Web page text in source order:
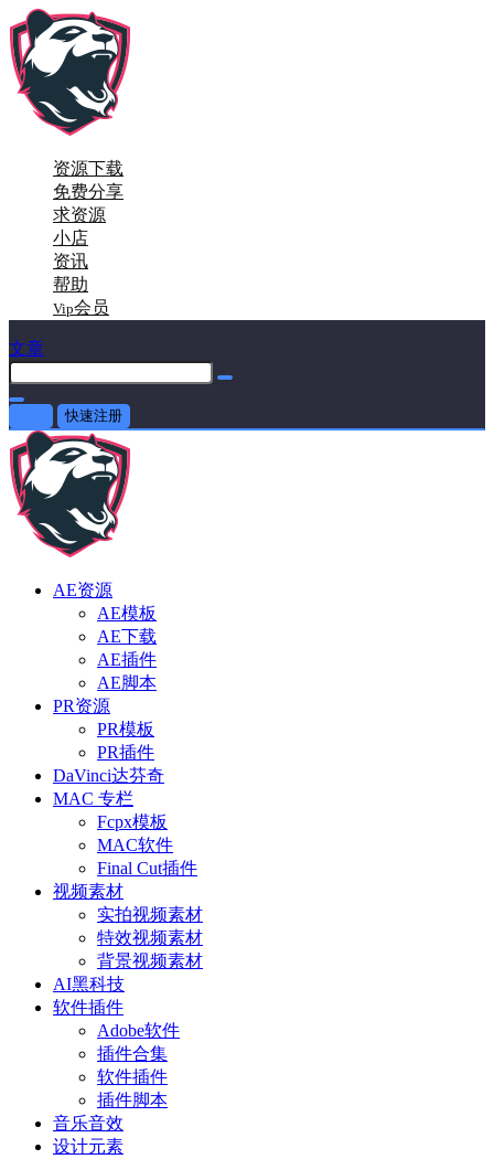
资源下载
免费分享
求资源
小店
资讯
帮助
Vip会员
文章
快速注册
AE资源
AE模板
AE下载
AE插件
AE脚本
PR资源
PR模板
PR插件
DaVinci达芬奇
MAC 专栏
Fcpx模板
MAC软件
Final Cut插件
视频素材
实拍视频素材
特效视频素材
背景视频素材
AI黑科技
软件插件
Adobe软件
插件合集
软件插件
插件脚本
音乐音效
设计元素